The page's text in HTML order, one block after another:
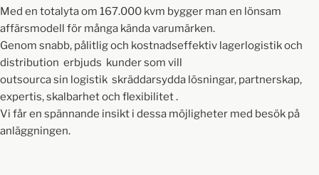
Med en totalyta om 167.000 kvm bygger man en lönsam
affärsmodell för många kända varumärken.
Genom snabb, pålitlig och kostnadseffektiv lagerlogistik och
distribution erbjuds kunder som vill
outsourca sin logistik skräddarsydda lösningar, partnerskap,
expertis, skalbarhet och flexibilitet .
Vi får en spännande insikt i dessa möjligheter med besök på
anläggningen.